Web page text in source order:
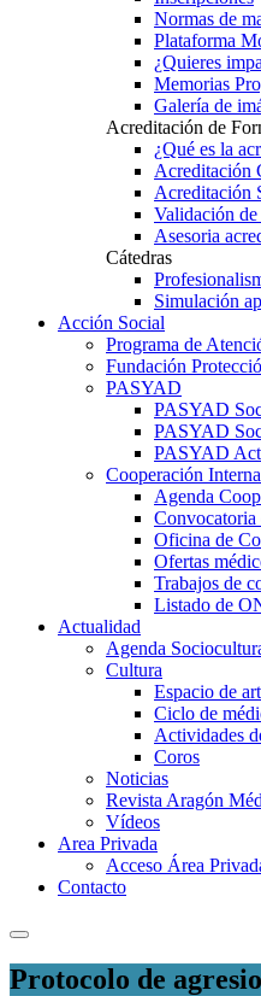
Normas de
Plataforma
¿Quieres
Memorias
Galería de
Acreditación de
¿Qué es la
Acreditación
Acreditación
Validación
Asesoria
Cátedras
Simulación
Acción Social
Programa de
Fundación
PASYAD
PASYAD
PASYAD
PASYAD
Cooperación
Agenda
Convocatoria
Oficina de
Ofertas
Trabajos de
Listado de
Actualidad
Agenda
Cultura
Espacio de
Ciclo de
Actividades
Coros
Noticias
Revista Aragón
Vídeos
Area Privada
Acceso Área
Contacto
Protocolo de